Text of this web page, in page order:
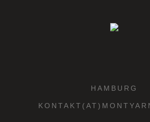
HAMBURG